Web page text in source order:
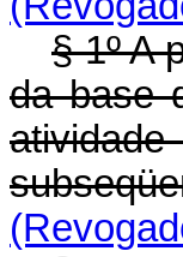
§ 1º A
da base